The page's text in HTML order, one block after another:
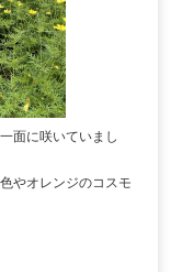
面に咲いていまし
やオレンジのコスモ